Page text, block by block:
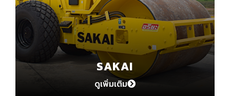
SAKAI
ดูเพิ่มเติม